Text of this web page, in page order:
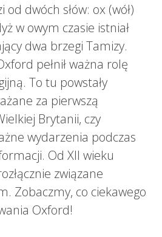
od dwóch słów: ox (wół)
w owym czasie istniał
dwa brzegi Tamizy.
pełnił ważna rolę
To tu powstały
za pierwszą
Brytanii, czy
wydarzenia podczas
Od XII wieku
związane
Zobaczmy, co ciekawego
Oxford!